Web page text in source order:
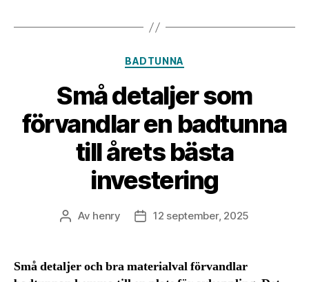
Kategorier
BADTUNNA
Små detaljer som
förvandlar en badtunna
till årets bästa
investering
Inläggsförfattare
Av henry Inläggsdatum
12 september, 2025
Små detaljer och bra materialval förvandlar